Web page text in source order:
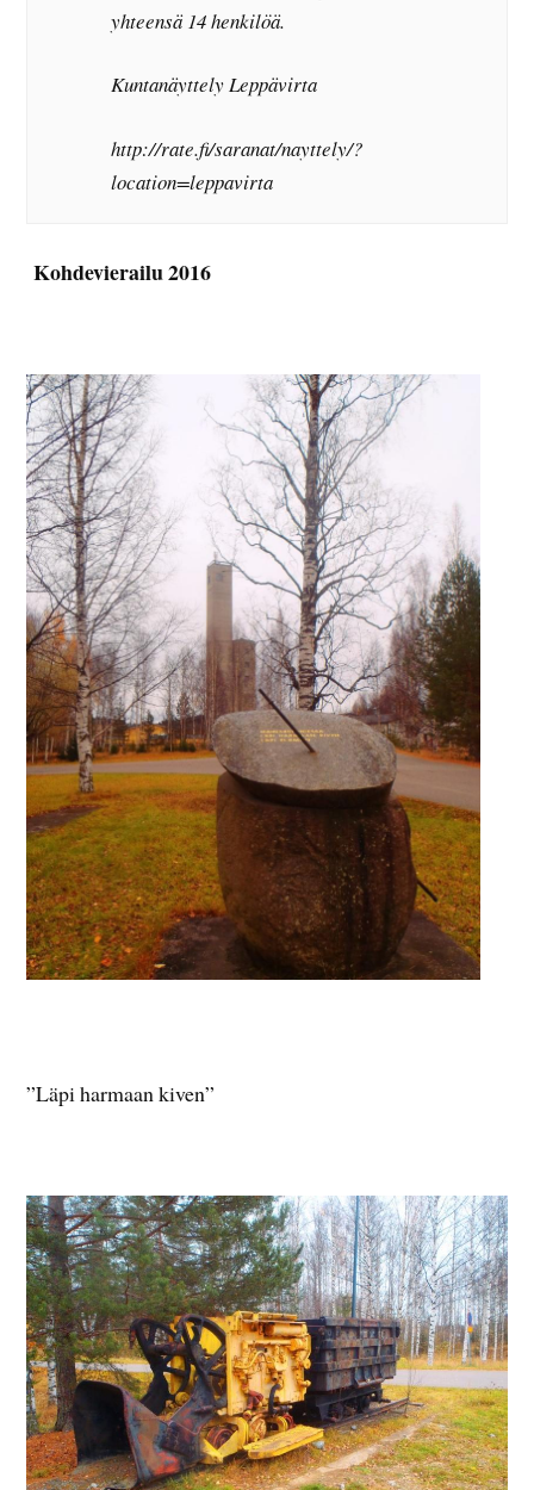
yhteensä 14 henkilöä.
Kuntanäyttely Leppävirta
http://rate.fi/saranat/nayttely/?
location=leppavirta
Kohdevierailu 2016
”Läpi harmaan kiven”